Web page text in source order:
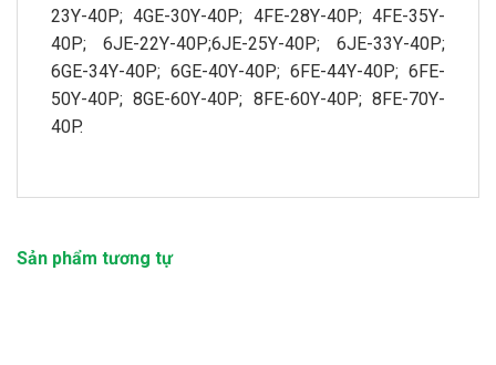
23Y-40P; 4GE-30Y-40P; 4FE-28Y-40P; 4FE-35Y-
40P; 6JE-22Y-40P;6JE-25Y-40P; 6JE-33Y-40P;
6GE-34Y-40P; 6GE-40Y-40P; 6FE-44Y-40P; 6FE-
50Y-40P; 8GE-60Y-40P; 8FE-60Y-40P; 8FE-70Y-
40P.
Sản phẩm tương tự